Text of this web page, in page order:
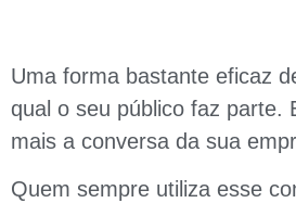
Uma forma bastante eficaz
qual o seu público faz parte.
mais a conversa da sua
Quem sempre utiliza esse